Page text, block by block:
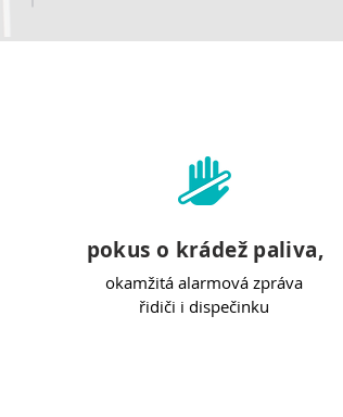
pokus o krádež paliva,
okamžitá alarmová zpráva
řidiči i dispečinku